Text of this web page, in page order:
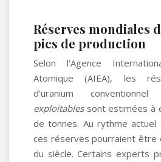
Réserves mondiales
pics de production
Selon l'Agence
Atomique (AIEA), les
d'uranium conventionnel
exploitables sont estimées à
de tonnes. Au rythme actuel
ces réserves pourraient être
du siècle. Certains experts